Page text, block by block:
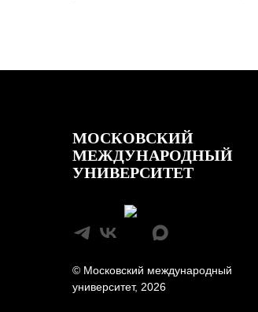
МОСКОВСКИЙ
МЕЖДУНАРОДНЫЙ
УНИВЕРСИТЕТ
© Московский международный
университет, 2026